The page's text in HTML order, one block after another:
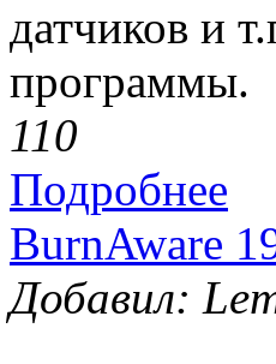
датчиков и
программы.
110
Подробнее
BurnAware
Добавил: